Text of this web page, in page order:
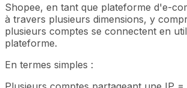
Shopee, en tant que plateforme d'e-
à travers plusieurs dimensions, y
plusieurs comptes se connectent en
plateforme.
En termes simples :